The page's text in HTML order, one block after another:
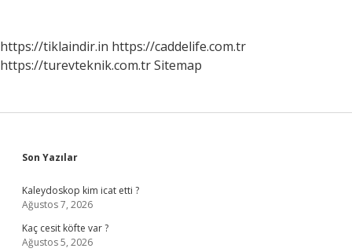
https://tiklaindir.in https://caddelife.com.tr
https://turevteknik.com.trSitemap
Sidebar
Son Yazılar
Kaleydoskop kim icat etti ?
Ağustos 7, 2026
Kaç cesit köfte var ?
Ağustos 5, 2026